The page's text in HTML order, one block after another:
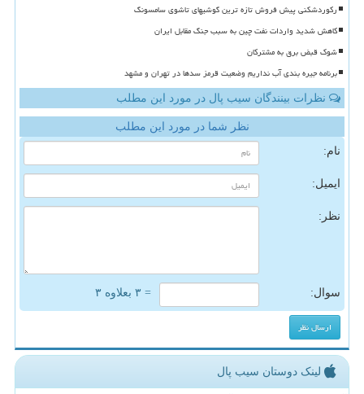
رکوردشکنی پیش فروش تازه ترین گوشیهای تاشوی سامسونگ
کاهش شدید واردات نفت چین به سبب جنگ مقابل ایران
شوک قبض برق به مشترکان
برنامه جیره بندی آب نداریم وضعیت قرمز سدها در تهران و مشهد
نظرات بینندگان سیب پال در مورد این مطلب
نظر شما در مورد این مطلب
نام:
ایمیل:
نظر:
سوال: = ۳ بعلاوه ۳
لینک دوستان سیب پال